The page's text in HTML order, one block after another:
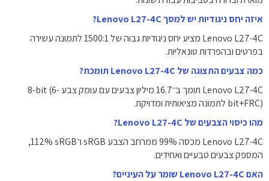
איזה יחס ניגודיות יש למסך Lenovo L27-4C?
Lenovo L27-4C מציע יחס ניגודיות גבוה של ‎1500:1‎ לתמונה עשירה
בפרטים ובהפרדות טונאליות.
כמה צבעים התצוגה של Lenovo L27-4C תומכת?
Lenovo L27-4C תומך ב־‎16.7 מיליון‎ צבעים עם עומק צבע ‎8-bit (6-
bit+FRC)‎ לתמונה מציאותית ומדויקת.
מהו כיסוי הצבעים של Lenovo L27-4C?
Lenovo L27-4C מכסה ‎99%‎ ממרחב הצבע sRGB ו־‎112%‎ sRGB,
המספק צבעים טבעיים ואחידים.
האם Lenovo L27-4C שומר על העיניים?